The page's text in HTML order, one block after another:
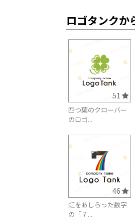
ロゴタンクか
51
四つ葉のクローバー
のロゴ...
46
虹をあしらった数字
の「７...